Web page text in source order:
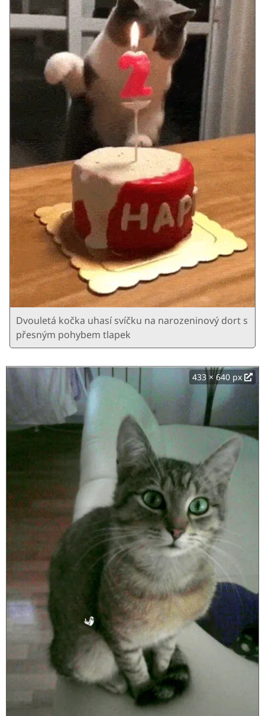
Dvouletá kočka uhasí svíčku na narozeninový dort s
přesným pohybem tlapek
433 × 640 px